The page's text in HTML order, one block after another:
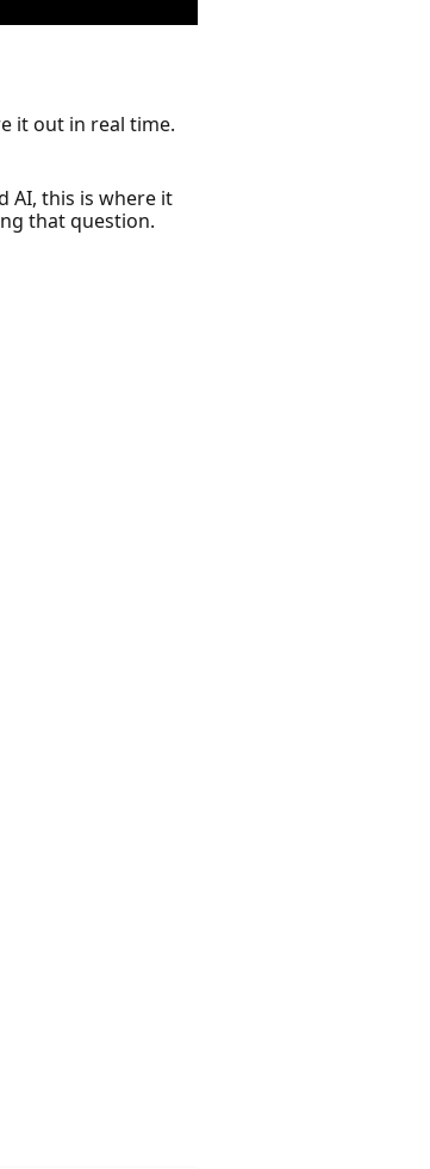
it out in real time.
AI, this is where it
that question.